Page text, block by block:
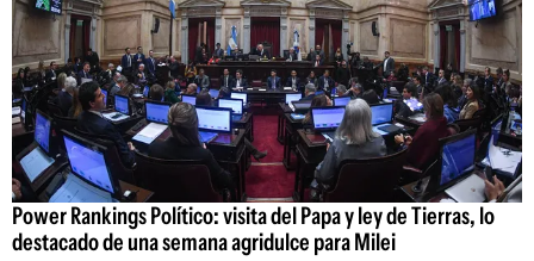
Power Rankings Político: visita del Papa y ley de Tierras, lo
destacado de una semana agridulce para Milei